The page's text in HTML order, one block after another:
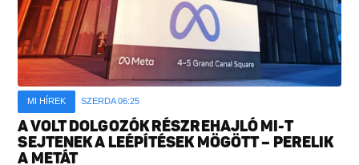
MI HÍREK SZERDA 06:25
A VOLT DOLGOZÓK RÉSZREHAJLÓ MI-T
SEJTENEK A LEÉPÍTÉSEK MÖGÖTT – PERELIK
A METÁT